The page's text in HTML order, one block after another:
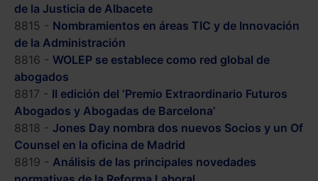
de la Justicia de Albacete
8815 - Nombramientos en áreas TIC y de Innovación
de la Administración
8816 - WOLEP se establece como red global de
abogados
8817 - II edición del ‘Premio Extraordinario Futuros
Abogados y Abogadas de Barcelona’
8818 - Jones Day nombra dos nuevos Socios y un Of
Counsel en la oficina de Madrid
8819 - Análisis de las principales novedades